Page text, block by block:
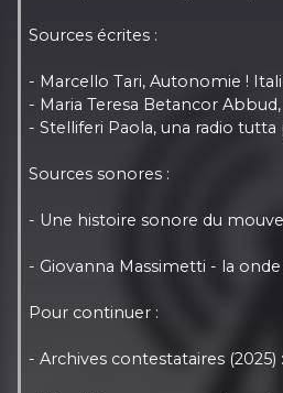
Sources écrites :
- Marcello Tari, Autonomie !
- Maria Teresa Betancor
- Stelliferi Paola, una radio tutta
Sources sonores :
- Une histoire sonore du
- Giovanna Massimetti - la
Pour continuer :
- Archives contestataires